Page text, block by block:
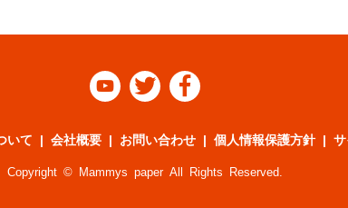
  
いて 会社概要 お問い合わせ 個人情報保護方針
Copyright © Mammys paper All Rights Reserved.